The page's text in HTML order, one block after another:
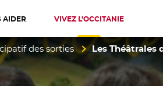
AIDER VIVEZ L’OCCITANIE
des sorties Les Théâtrales